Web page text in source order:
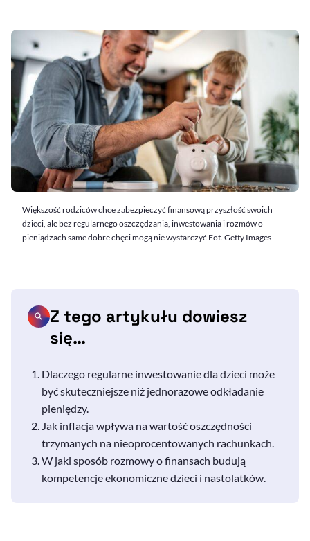
Większość rodziców chce zabezpieczyć finansową przyszłość swoich
dzieci, ale bez regularnego oszczędzania, inwestowania i rozmów o
pieniądzach same dobre chęci mogą nie wystarczyć Fot. Getty Images
Z tego artykułu dowiesz
się…
Dlaczego regularne inwestowanie dla dzieci może
być skuteczniejsze niż jednorazowe odkładanie
pieniędzy.
Jak inflacja wpływa na wartość oszczędności
trzymanych na nieoprocentowanych rachunkach.
W jaki sposób rozmowy o finansach budują
kompetencje ekonomiczne dzieci i nastolatków.